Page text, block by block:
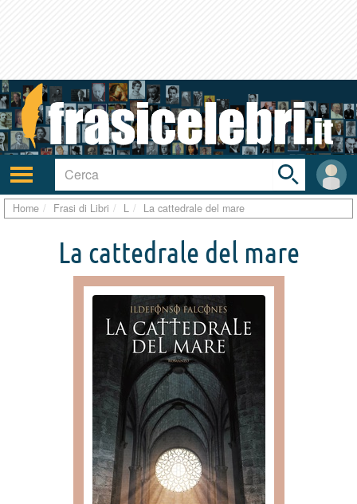
Attiva/disattiva
navigazione
User
area
Toggle
search
bar
Home Frasi di Libri L La cattedrale del mare
La cattedrale del mare